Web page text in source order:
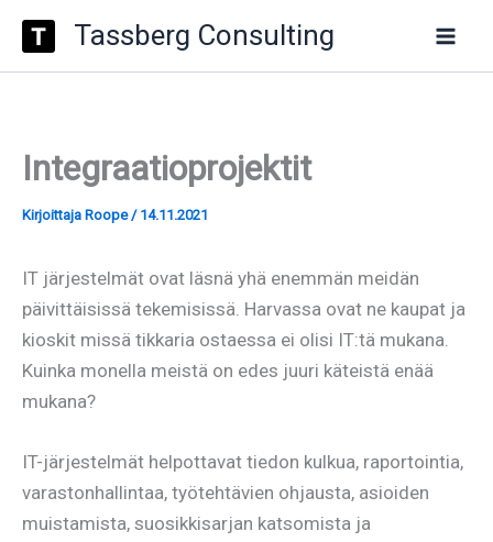
Siirry
sisältöön Tassberg Consulting
Integraatioprojektit
Kirjoittaja Roope/ 14.11.2021
IT järjestelmät ovat läsnä yhä enemmän meidän
päivittäisissä tekemisissä. Harvassa ovat ne kaupat ja
kioskit missä tikkaria ostaessa ei olisi IT:tä mukana.
Kuinka monella meistä on edes juuri käteistä enää
mukana?
IT-järjestelmät helpottavat tiedon kulkua, raportointia,
varastonhallintaa, työtehtävien ohjausta, asioiden
muistamista, suosikkisarjan katsomista ja
your
email…